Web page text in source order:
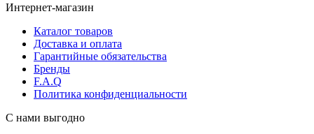
Интернет-магазин
Каталог товаров
Доставка и оплата
Гарантийные обязательства
Бренды
F.A.Q
Политика конфиденциальности
С нами выгодно